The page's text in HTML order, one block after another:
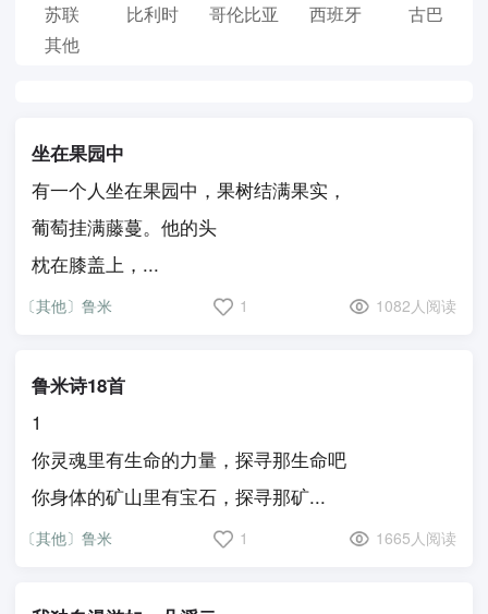
苏联
比利时 哥伦比亚 西班牙
古巴
其他
坐在果园中
有一个人坐在果园中，果树结满果实，
葡萄挂满藤蔓。他的头
枕在膝盖上，...
〔其他〕鲁米 1 1082人阅读
鲁米诗18首
1
你灵魂里有生命的力量，探寻那生命吧
你身体的矿山里有宝石，探寻那矿...
〔其他〕鲁米 1 1665人阅读